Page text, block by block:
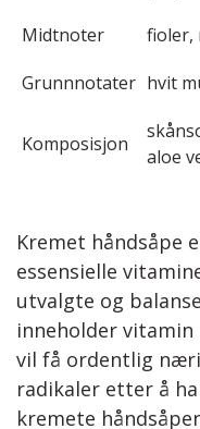
Midtnoter
fioler,
Grunnnotater hvit
Komposisjon
aloe
Kremet håndsåpe
essensielle
utvalgte og
inneholder vitamin
vil få ordentlig
radikaler etter å
kremete